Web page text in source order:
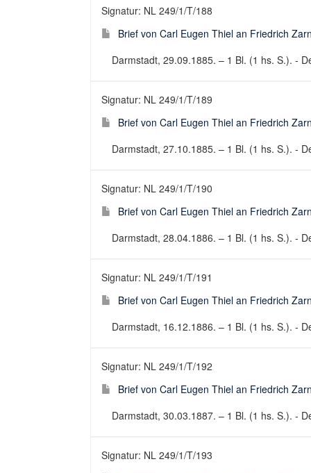
Signatur: NL 249/1/T/188
Brief von Carl Eugen Thiel an Friedrich
Darmstadt, 29.09.1885. – 1 Bl. (1 hs. S.). -
Signatur: NL 249/1/T/189
Brief von Carl Eugen Thiel an Friedrich
Darmstadt, 27.10.1885. – 1 Bl. (1 hs. S.). -
Signatur: NL 249/1/T/190
Brief von Carl Eugen Thiel an Friedrich
Darmstadt, 28.04.1886. – 1 Bl. (1 hs. S.). -
Signatur: NL 249/1/T/191
Brief von Carl Eugen Thiel an Friedrich
Darmstadt, 16.12.1886. – 1 Bl. (1 hs. S.). -
Signatur: NL 249/1/T/192
Brief von Carl Eugen Thiel an Friedrich
Darmstadt, 30.03.1887. – 1 Bl. (1 hs. S.). -
Signatur: NL 249/1/T/193